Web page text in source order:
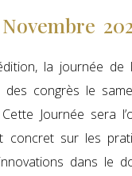
la journée de
des congrès le
Journée sera
concret sur les
dans le